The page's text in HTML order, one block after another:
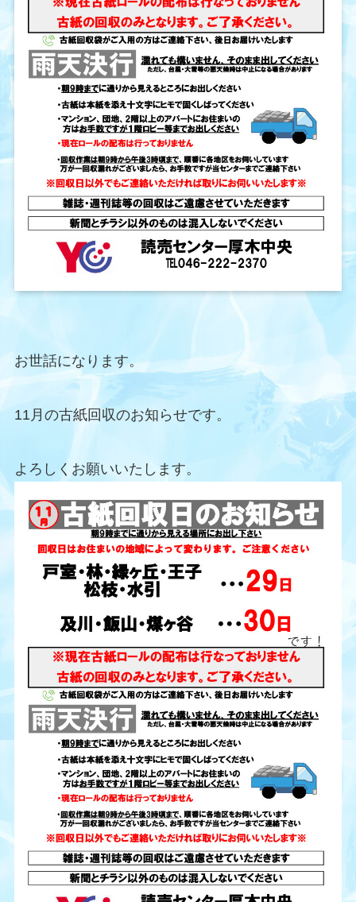
お世話になります。
11月の古紙回収のお知らせです。
よろしくお願いいたします。